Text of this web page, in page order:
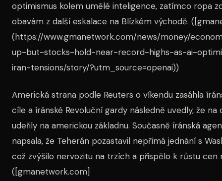
optimismus kolem umělé inteligence, zatímco ropa
obavám z další eskalace na Blízkém východě.
(https://www.gmanetwork.com/news/money/
up-but-stocks-hold-near-record-highs-as-ai-
iran-tensions/story/?utm_source=openai))
Americká strana podle Reuters o víkendu zasáhla
cíle a íránské Revoluční gardy následně uvedly, že na
udeřily na americkou základnu. Současně íránská
napsala, že Teherán pozastavil nepřímá jednání s
což zvýšilo nervozitu na trzích a přispělo k růstu cen
([gmanetwork.com]